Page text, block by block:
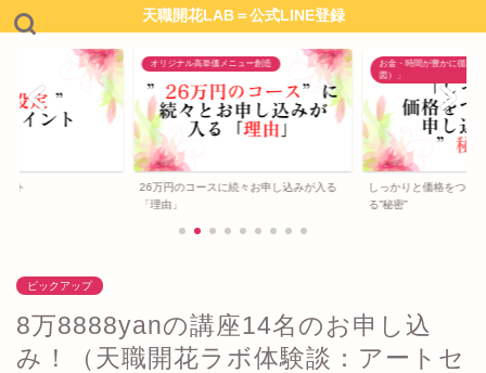
天職開花LAB＝公式LINE登録
ント
オリジナル高単価メニュー創造
26万円のコースに続々お申し込みが入る
「理由」
お金・時間が豊かに循環
図）」
しっかりと価格をつけ
る”秘密”
ピックアップ
8万8888yanの講座14名のお申し込
み！（天職開花ラボ体験談：アートセ